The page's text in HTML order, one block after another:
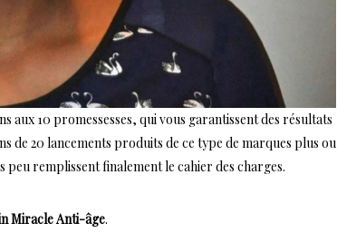
aux 10 promessesses, qui vous garantissent des résultats
de 20 lancements produits de ce type de marques plus ou
remplissent finalement le cahier des charges.
Miracle Anti-âge.